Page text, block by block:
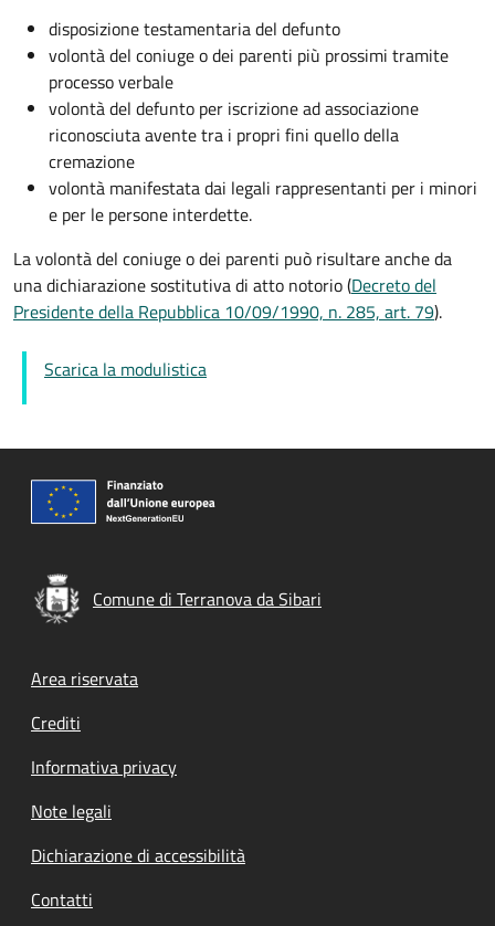
disposizione testamentaria del defunto
volontà del coniuge o dei parenti più prossimi tramite
processo verbale
volontà del defunto per iscrizione ad associazione
riconosciuta avente tra i propri fini quello della
cremazione
volontà manifestata dai legali rappresentanti per i minori
e per le persone interdette.
La volontà del coniuge o dei parenti può risultare anche da
una dichiarazione sostitutiva di atto notorio (Decreto del
Presidente della Repubblica 10/09/1990, n. 285, art. 79).
Scarica la modulistica
Comune di Terranova da Sibari
Footer menu
Area riservata
Crediti
Informativa privacy
Note legali
Dichiarazione di accessibilità
Contatti